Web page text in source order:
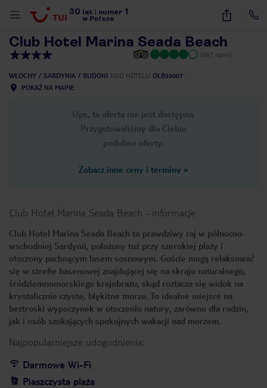
30 lat numer 1
w Polsce
26
Club Hotel Marina Seada Beach
(667 opinii)
WŁOCHY SARDYNIA BUDONI KOD HOTELU OLB36007
POKAŻ NA MAPIE
Ups, ta oferta nie jest dostępna.
Przygotowaliśmy dla Ciebie
podobne oferty:
Zobacz inne ceny i terminy »
Club Hotel Marina Seada Beach - informacje
Club Hotel Marina Seada Beach to prawdziwy raj w północno-
wschodniej Sardynii, położony tuż przy szerokiej plaży i
otoczony pachnącym lasem sosnowym. Goście mogą relaksować
się w strefie basenowej znajdującej się na skraju naturalnego,
śródziemnomorskiego krajobrazu, skąd roztacza się widok na
krystalicznie czyste, błękitne morze. To idealne miejsce na
beztroski wypoczynek w otoczeniu natury, zarówno dla rodzin,
jak i osób szukających spokojnych wakacji nad morzem.
Najpopularniejsze udogodnienia:
Darmowe Wi-Fi
Piaszczysta plaża